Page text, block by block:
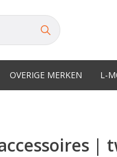
OVERIGE MERKEN L-